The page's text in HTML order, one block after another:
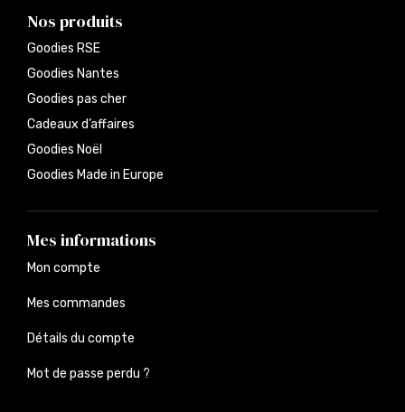
Nos produits
Goodies RSE
Goodies Nantes
Goodies pas cher
Cadeaux d’affaires
Goodies Noël
Goodies Made in Europe
Mes informations
Mon compte
Mes commandes
Détails du compte
Mot de passe perdu ?